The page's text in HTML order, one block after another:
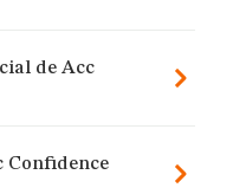
de Acc
Confidence